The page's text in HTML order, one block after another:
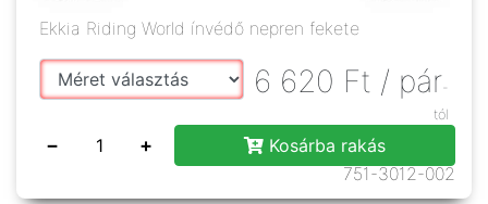
Ekkia Riding World ínvédő nepren fekete
6 620 Ft / pár-
tól
− +
Kosárba rakás
751-3012-002